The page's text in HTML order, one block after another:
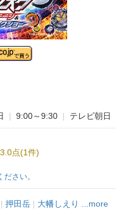
| 9:00～9:30 | テレビ朝日
3.0点(1件)
さい。
| 押田岳 | 大幡しえり ...more